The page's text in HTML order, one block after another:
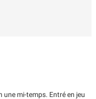
une mi-temps. Entré en jeu